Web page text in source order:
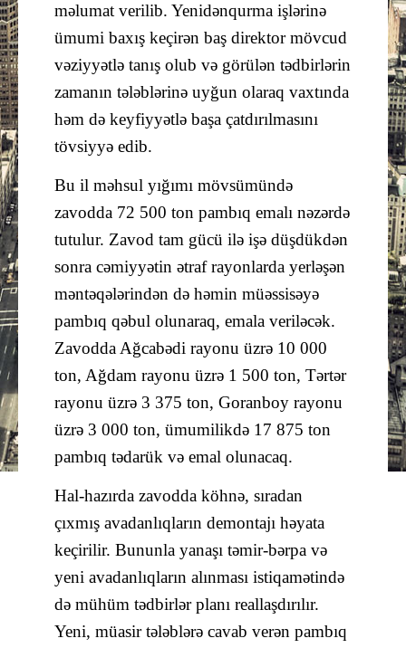
məlumat verilib. Yenidənqurma işlərinə
ümumi baxış keçirən baş direktor mövcud
vəziyyətlə tanış olub və görülən tədbirlərin
zamanın tələblərinə uyğun olaraq vaxtında
həm də keyfiyyətlə başa çatdırılmasını
tövsiyyə edib.
Bu il məhsul yığımı mövsümündə
zavodda 72 500 ton pambıq emalı nəzərdə
tutulur. Zavod tam gücü ilə işə düşdükdən
sonra cəmiyyətin ətraf rayonlarda yerləşən
məntəqələrindən də həmin müəssisəyə
pambıq qəbul olunaraq, emala veriləcək.
Zavodda Ağcabədi rayonu üzrə 10 000
ton, Ağdam rayonu üzrə 1 500 ton, Tərtər
rayonu üzrə 3 375 ton, Goranboy rayonu
üzrə 3 000 ton, ümumilikdə 17 875 ton
pambıq tədarük və emal olunacaq.
Hal-hazırda zavodda köhnə, sıradan
çıxmış avadanlıqların demontajı həyata
keçirilir. Bununla yanaşı təmir-bərpa və
yeni avadanlıqların alınması istiqamətində
də mühüm tədbirlər planı reallaşdırılır.
Yeni, müasir tələblərə cavab verən pambıq